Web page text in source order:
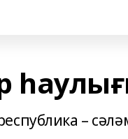
–